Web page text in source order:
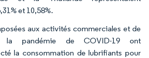
et 10,58%.
aux activités commerciales et de
la pandémie de COVID-19 ont
la consommation de lubrifiants pour